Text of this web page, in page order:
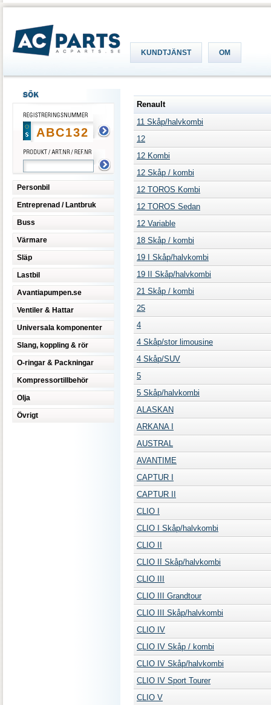
KUNDTJÄNST OM
Personbil
Entreprenad / Lantbruk
Buss
Värmare
Släp
Lastbil
Avantiapumpen.se
Ventiler & Hattar
Universala komponenter
Slang, koppling & rör
O-ringar & Packningar
Kompressortillbehör
Olja
Övrigt
Renault
11 Skåp/halvkombi
12
12 Kombi
12 Skåp / kombi
12 TOROS Kombi
12 TOROS Sedan
12 Variable
18 Skåp / kombi
19 I Skåp/halvkombi
19 II Skåp/halvkombi
21 Skåp / kombi
25
4
4 Skåp/stor limousine
4 Skåp/SUV
5
5 Skåp/halvkombi
ALASKAN
ARKANA I
AUSTRAL
AVANTIME
CAPTUR I
CAPTUR II
CLIO I
CLIO I Skåp/halvkombi
CLIO II
CLIO II Skåp/halvkombi
CLIO III
CLIO III Grandtour
CLIO III Skåp/halvkombi
CLIO IV
CLIO IV Skåp / kombi
CLIO IV Skåp/halvkombi
CLIO IV Sport Tourer
CLIO V